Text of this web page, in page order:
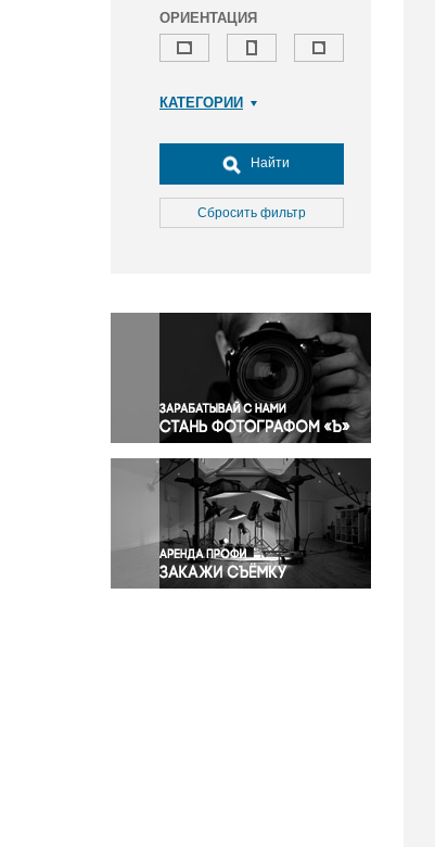
ОРИЕНТАЦИЯ
КАТЕГОРИИ
Досуг, туризм и отдых
Культура
Медицина
Окружающая среда
Политика
Правосудие
Происшествия и конфликты
Религия
Светская жизнь
Спорт
Экология
Экономика и бизнес
Найти
Сбросить фильтр